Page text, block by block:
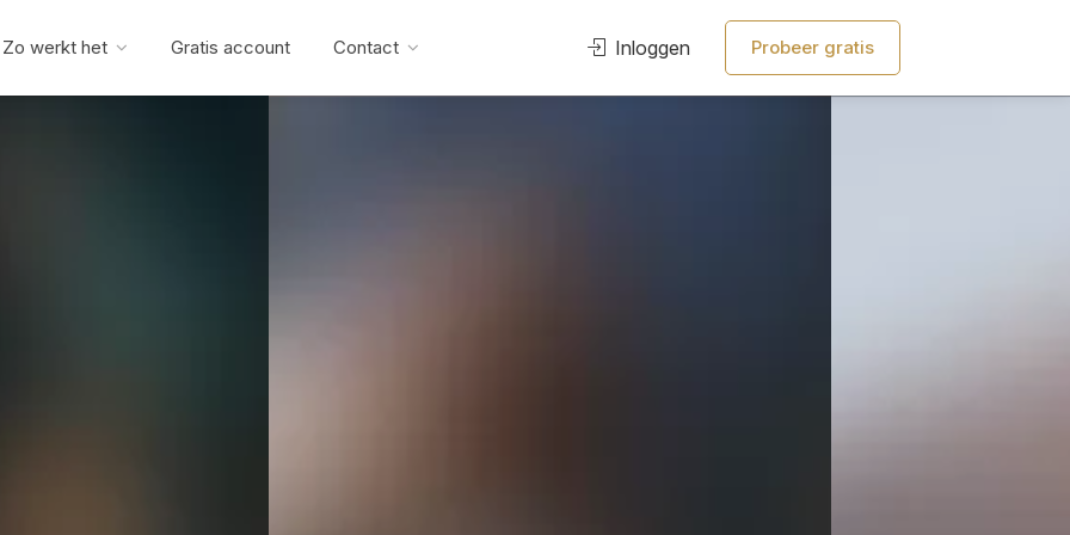
Zo werkt het Gratis account Contact Inloggen Probeer gratis